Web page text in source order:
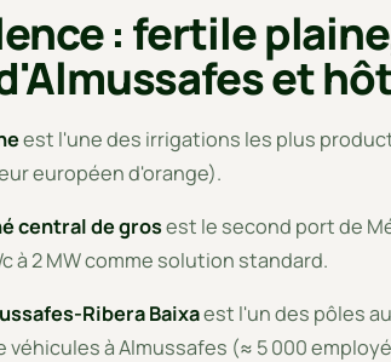
: fertile
et
est l'une des irrigations les plus
européen d'orange).
central de grosest le second port de
à 2 MW comme solution standard.
Ribera Baixaest l'un des pôles
véhicules à Almussafes (≈ 5 000